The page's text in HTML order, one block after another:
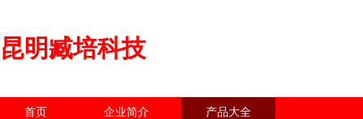
昆明臧培科技
首页 企业简介 产品大全